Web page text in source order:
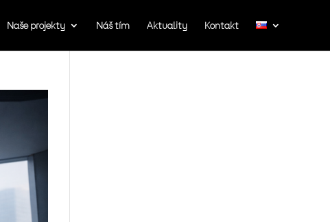
Naše projekty Náš tím Aktuality Kontakt